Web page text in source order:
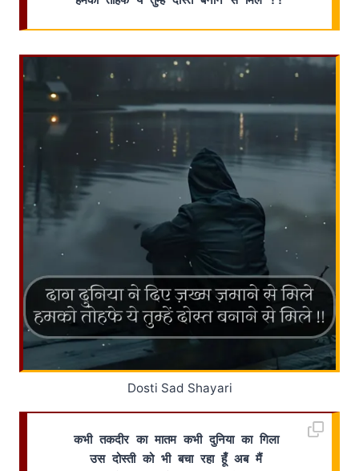
Dosti Sad Shayari
कभी तकदीर का मातम कभी दुनिया का गिला
उस दोस्ती को भी बचा रहा हूँ अब मैं